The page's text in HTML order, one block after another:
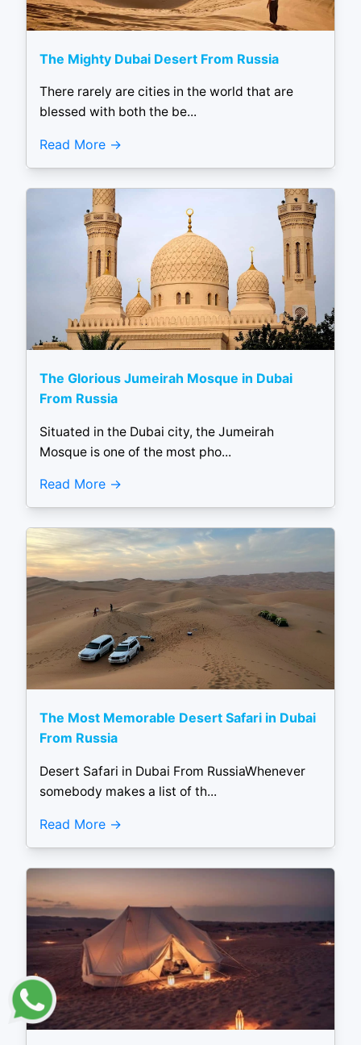
The Mighty Dubai Desert From Russia
There rarely are cities in the world that are
blessed with both the be...
Read More
The Glorious Jumeirah Mosque in Dubai
From Russia
Situated in the Dubai city, the Jumeirah
Mosque is one of the most pho...
Read More
The Most Memorable Desert Safari in Dubai
From Russia
Desert Safari in Dubai From RussiaWhenever
somebody makes a list of th...
Read More